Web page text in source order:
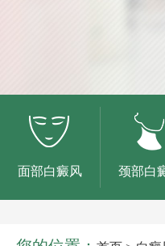
面部白癜风 颈部白